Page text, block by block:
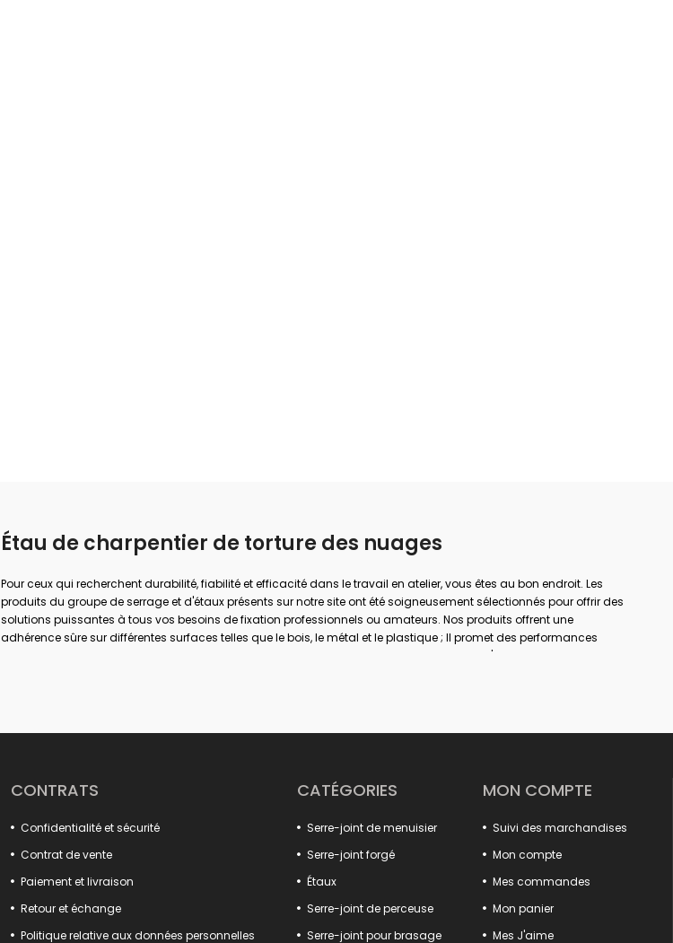
Étau de charpentier de torture des nuages
Pour ceux qui recherchent durabilité, fiabilité et efficacité dans le travail en atelier, vous êtes au bon endroit. Les
produits du groupe de serrage et d'étaux présents sur notre site ont été soigneusement sélectionnés pour offrir des
solutions puissantes à tous vos besoins de fixation professionnels ou amateurs. Nos produits offrent une
adhérence sûre sur différentes surfaces telles que le bois, le métal et le plastique ; Il promet des performances
maximales dans de nombreux domaines tels que la menuiserie, le soudage, le perçage, l'assemblage et la
type crochet, aux corps moulés durables et aux structures de mâchoires antidérapantes.
De plus, nos fixations de luminaires augmentent l'efficacité en assurant le positionnement sûr des pièces fixes
verrouillage de capot, s'intègrent parfaitement à votre système. Des modèles spéciaux tels que les tortures
pratiques à loquet et les broyeurs à marbre offrent des solutions spéciales aux besoins de différents secteurs.
Tout ce que vous cherchez pour augmenter la puissance de votre atelier est ici !
CONTRATS
Confidentialité et sécurité
Contrat de vente
Paiement et livraison
Retour et échange
Politique relative aux données personnelles
CATÉGORIES
Serre-joint de menuisier
Serre-joint forgé
Étaux
Serre-joint de perceuse
Serre-joint pour brasage
MON COMPTE
Suivi des marchandises
Mon compte
Mes commandes
Mon panier
Mes J'aime